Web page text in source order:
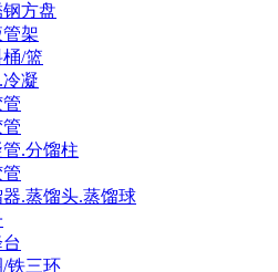
方盘
架
/篮
冷凝
.分馏柱
.蒸馏头.蒸馏球
铁三环